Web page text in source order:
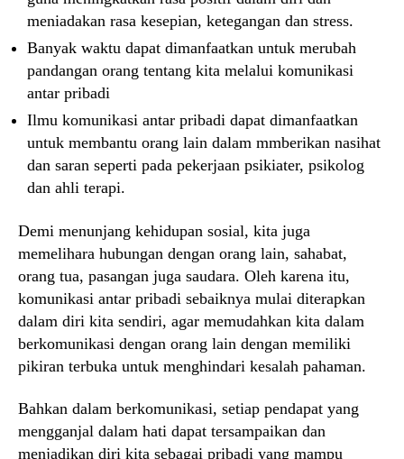
meniadakan rasa kesepian, ketegangan dan stress.
Banyak waktu dapat dimanfaatkan untuk merubah
pandangan orang tentang kita melalui komunikasi
antar pribadi
Ilmu komunikasi antar pribadi dapat dimanfaatkan
untuk membantu orang lain dalam mmberikan nasihat
dan saran seperti pada pekerjaan psikiater, psikolog
dan ahli terapi.
Demi menunjang kehidupan sosial, kita juga
memelihara hubungan dengan orang lain, sahabat,
orang tua, pasangan juga saudara. Oleh karena itu,
komunikasi antar pribadi sebaiknya mulai diterapkan
dalam diri kita sendiri, agar memudahkan kita dalam
berkomunikasi dengan orang lain dengan memiliki
pikiran terbuka untuk menghindari kesalah pahaman.
Bahkan dalam berkomunikasi, setiap pendapat yang
mengganjal dalam hati dapat tersampaikan dan
menjadikan diri kita sebagai pribadi yang mampu